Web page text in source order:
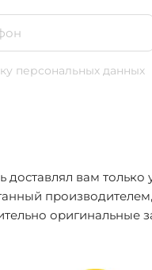
персональных данных
вам только
оригинальные